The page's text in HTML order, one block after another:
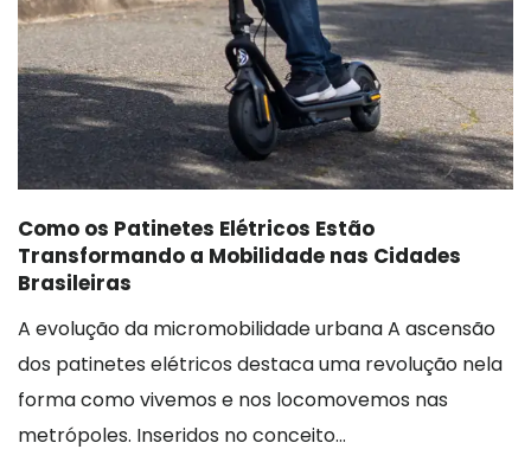
Como os Patinetes Elétricos Estão
Transformando a Mobilidade nas Cidades
Brasileiras
A evolução da micromobilidade urbana A ascensão
dos patinetes elétricos destaca uma revolução nela
forma como vivemos e nos locomovemos nas
metrópoles. Inseridos no conceito...